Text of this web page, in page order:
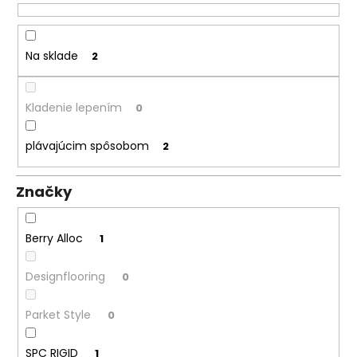
k
o
v
Na sklade 2
Kladenie lepením 0
plávajúcim spôsobom 2
Značky
Berry Alloc 1
Designflooring 0
Parket Style 0
SPC RIGID 1
á
s
ť
?
O
d
p
o
ú